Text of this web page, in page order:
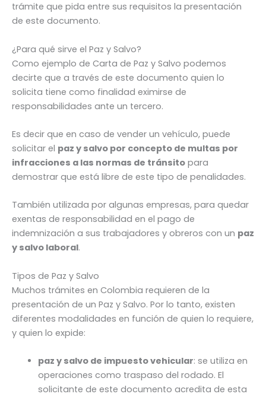
trámite que pida entre sus requisitos la presentación
de este documento.
¿Para qué sirve el Paz y Salvo?
Como ejemplo de Carta de Paz y Salvo podemos
decirte que a través de este documento quien lo
solicita tiene como finalidad eximirse de
responsabilidades ante un tercero.
Es decir que en caso de vender un vehículo, puede
solicitar el paz y salvo por concepto de multas por
infracciones a las normas de tránsito para
demostrar que está libre de este tipo de penalidades.
También utilizada por algunas empresas, para quedar
exentas de responsabilidad en el pago de
indemnización a sus trabajadores y obreros con un paz
y salvo laboral.
Tipos de Paz y Salvo
Muchos trámites en Colombia requieren de la
presentación de un Paz y Salvo. Por lo tanto, existen
diferentes modalidades en función de quien lo requiere,
y quien lo expide:
paz y salvo de impuesto vehicular: se utiliza en
operaciones como traspaso del rodado. El
solicitante de este documento acredita de esta